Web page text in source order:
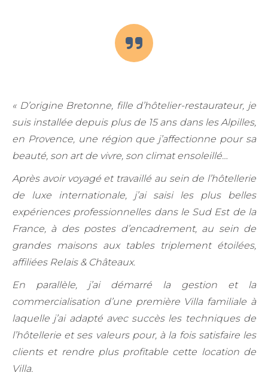
« D’origine Bretonne, fille d’hôtelier-restaurateur, je
suis installée depuis plus de 15 ans dans les Alpilles,
en Provence, une région que j’affectionne pour sa
beauté, son art de vivre, son climat ensoleillé…
Après avoir voyagé et travaillé au sein de l’hôtellerie
de luxe internationale, j’ai saisi les plus belles
expériences professionnelles dans le Sud Est de la
France, à des postes d’encadrement, au sein de
grandes maisons aux tables triplement étoilées,
affiliées Relais & Châteaux.
En parallèle, j’ai démarré la gestion et la
commercialisation d’une première Villa familiale à
laquelle j’ai adapté avec succès les techniques de
l’hôtellerie et ses valeurs pour, à la fois satisfaire les
clients et rendre plus profitable cette location de
Villa.